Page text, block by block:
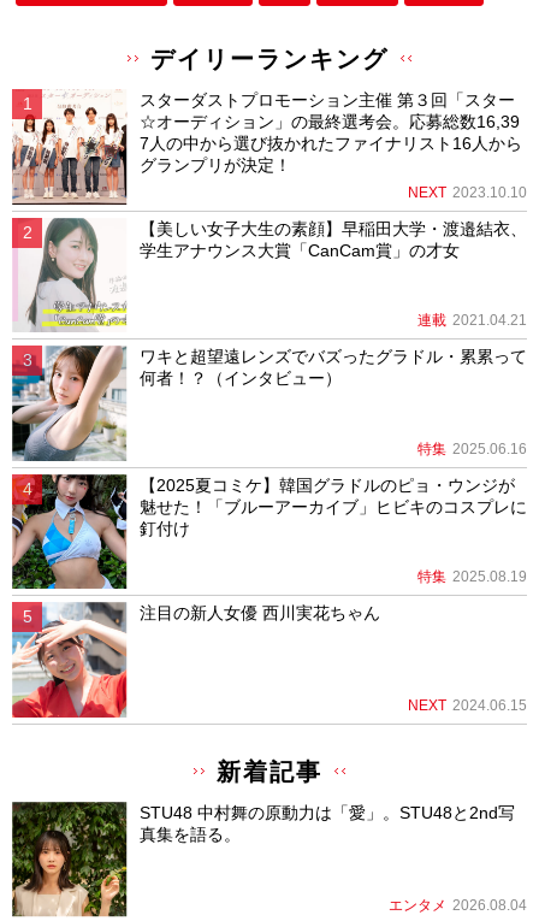
デイリーランキング
スターダストプロモーション主催 第３回「スター
☆オーディション」の最終選考会。応募総数16,39
7人の中から選び抜かれたファイナリスト16人から
グランプリが決定！
NEXT 2023.10.10
【美しい女子大生の素顔】早稲田大学・渡邉結衣、
学生アナウンス大賞「CanCam賞」の才女
連載 2021.04.21
ワキと超望遠レンズでバズったグラドル・累累って
何者！？（インタビュー）
特集 2025.06.16
【2025夏コミケ】韓国グラドルのピョ・ウンジが
魅せた！「ブルーアーカイブ」ヒビキのコスプレに
釘付け
特集 2025.08.19
注目の新人女優 西川実花ちゃん
NEXT 2024.06.15
新着記事
STU48 中村舞の原動力は「愛」。STU48と2nd写
真集を語る。
エンタメ 2026.08.04